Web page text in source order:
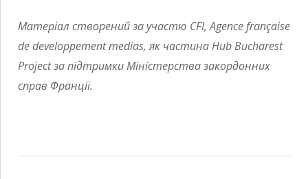
Матеріал створений за участю CFI, Agence française
de developpement medias, як частина Hub Bucharest
Project за підтримки Міністерства закордонних
справ Франції.